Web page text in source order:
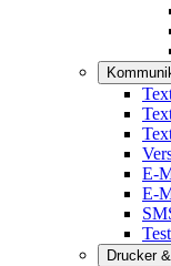
E-
E-
Drucker